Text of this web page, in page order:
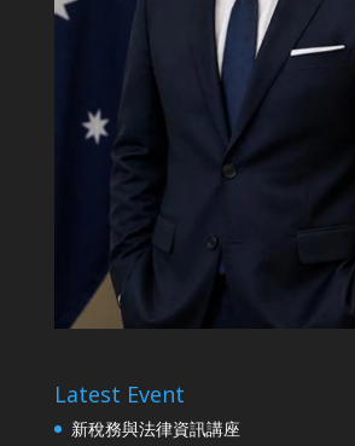
Latest Event
新稅務與法律資訊講座